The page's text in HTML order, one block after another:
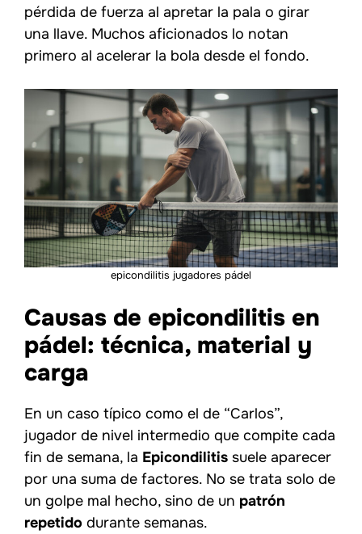
pérdida de fuerza al apretar la pala o girar
una llave. Muchos aficionados lo notan
primero al acelerar la bola desde el fondo.
epicondilitis jugadores pádel
Causas de epicondilitis en
pádel: técnica, material y
carga
En un caso típico como el de “Carlos”,
jugador de nivel intermedio que compite cada
fin de semana, la Epicondilitis suele aparecer
por una suma de factores. No se trata solo de
un golpe mal hecho, sino de un patrón
repetido durante semanas.